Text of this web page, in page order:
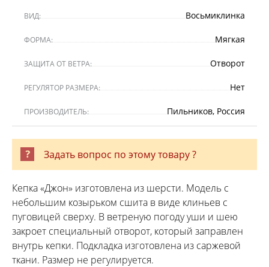
ВИД: Восьмиклинка
ФОРМА: Мягкая
ЗАЩИТА ОТ ВЕТРА: Отворот
РЕГУЛЯТОР РАЗМЕРА: Нет
ПРОИЗВОДИТЕЛЬ: Пильников, Россия
Задать вопрос по этому товару ?
Кепка «Джон» изготовлена из шерсти. Модель с
небольшим козырьком сшита в виде клиньев с
пуговицей сверху. В ветреную погоду уши и шею
закроет специальный отворот, который заправлен
внутрь кепки. Подкладка изготовлена из саржевой
ткани. Размер не регулируется.